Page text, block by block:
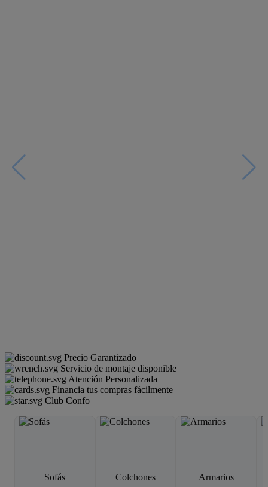
Precio Garantizado
Servicio de montaje disponible
Atención Personalizada
Financia tus compras fácilmente
Club Confo
Sofás Colchones Armarios